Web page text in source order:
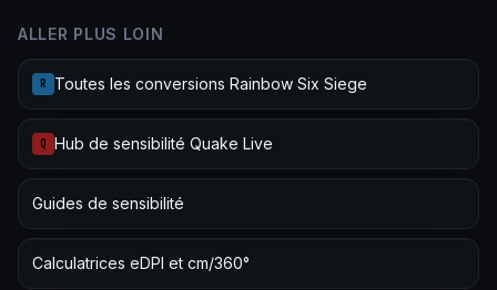
ALLER PLUS LOIN
R Toutes les conversions Rainbow Six Siege
Q Hub de sensibilité Quake Live
Guides de sensibilité
Calculatrices eDPI et cm/360°